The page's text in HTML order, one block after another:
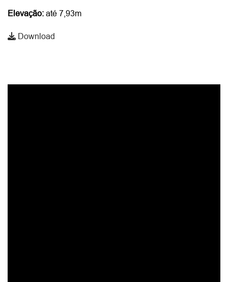
Elevação: até 7,93m
Download